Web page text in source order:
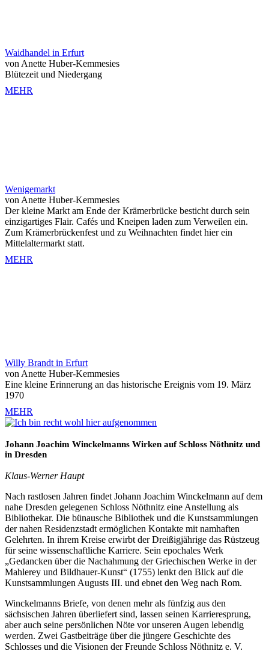
Waidhandel in Erfurt
von Anette Huber-Kemmesies
Blütezeit und Niedergang
MEHR
Wenigemarkt
von Anette Huber-Kemmesies
Der kleine Markt am Ende der Krämerbrücke besticht durch sein
einzigartiges Flair. Cafés und Kneipen laden zum Verweilen ein.
Zum Krämerbrückenfest und zu Weihnachten findet hier ein
Mittelaltermarkt statt.
MEHR
Willy Brandt in Erfurt
von Anette Huber-Kemmesies
Eine kleine Erinnerung an das historische Ereignis vom 19. März
1970
MEHR
Johann Joachim Winckelmanns Wirken auf Schloss Nöthnitz und
in Dresden
Klaus-Werner Haupt
Nach rastlosen Jahren findet Johann Joachim Winckelmann auf dem
nahe Dresden gelegenen Schloss Nöthnitz eine Anstellung als
Bibliothekar. Die bünausche Bibliothek und die Kunstsammlungen
der nahen Residenzstadt ermöglichen Kontakte mit namhaften
Gelehrten. In ihrem Kreise erwirbt der Dreißigjährige das Rüstzeug
für seine wissenschaftliche Karriere. Sein epochales Werk
„Gedancken über die Nachahmung der Griechischen Werke in der
Mahlerey und Bildhauer-Kunst“ (1755) lenkt den Blick auf die
Kunstsammlungen Augusts III. und ebnet den Weg nach Rom.
Winckelmanns Briefe, von denen mehr als fünfzig aus den
sächsischen Jahren überliefert sind, lassen seinen Karrieresprung,
aber auch seine persönlichen Nöte vor unseren Augen lebendig
werden. Zwei Gastbeiträge über die jüngere Geschichte des
Schlosses und die Visionen der Freunde Schloss Nöthnitz e. V.